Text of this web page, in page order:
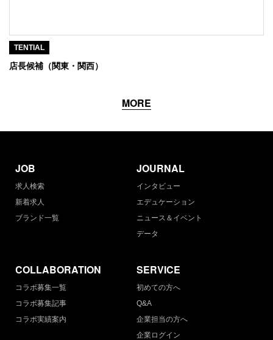
MORE
JOB
求人検索
新着求人
ブランド一覧
JOURNAL
インタビュー
エデュケーション
ニュース＆イベント
データ
COLLABORATION
コラボ募集一覧
コラボ募集記事
コラボ実績案内
SERVICE
初めての方へ
Q&A
企業担当の方へ
企業ログイン